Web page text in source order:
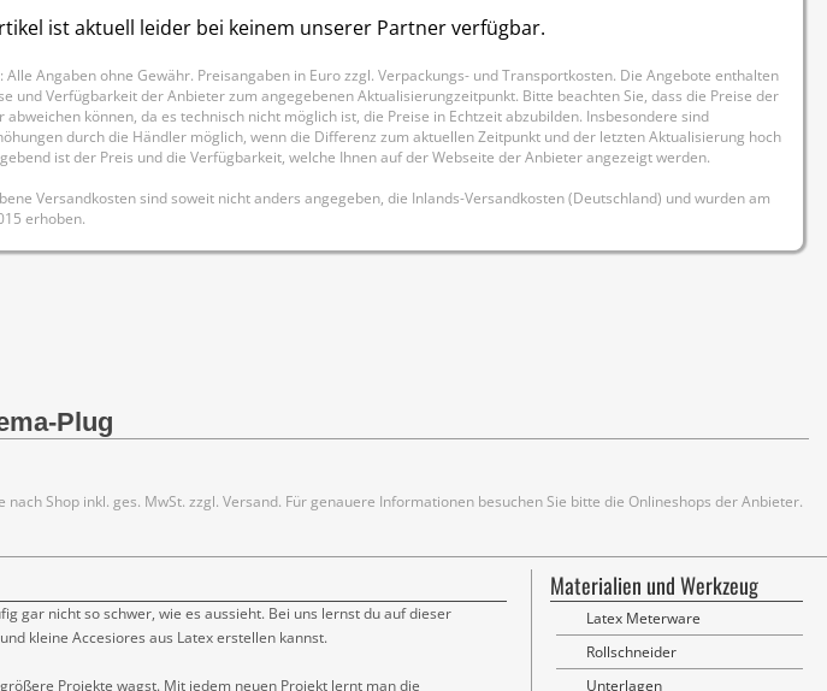
ist aktuell leider bei keinem unserer Partner verfügbar.
Alle Angaben ohne Gewähr. Preisangaben in Euro zzgl. Verpackungs- und Transportkosten. Die Angebote enthalten
und Verfügbarkeit der Anbieter zum angegebenen Aktualisierungzeitpunkt. Bitte beachten Sie, dass die Preise der
abweichen können, da es technisch nicht möglich ist, die Preise in Echtzeit abzubilden. Insbesondere sind
durch die Händler möglich, wenn die Differenz zum aktuellen Zeitpunkt und der letzten Aktualisierung hoch
ist der Preis und die Verfügbarkeit, welche Ihnen auf der Webseite der Anbieter angezeigt werden.
Versandkosten sind soweit nicht anders angegeben, die Inlands-Versandkosten (Deutschland) und wurden am
erhoben.
Plug
nach Shop inkl. ges. MwSt. zzgl. Versand. Für genauere Informationen besuchen Sie bitte die Onlineshops der Anbieter.
Materialien und Werkzeug
Latex Meterware
Rollschneider
Unterlagen
gar nicht so schwer, wie es aussieht. Bei uns lernst du auf dieser
kleine Accesiores aus Latex erstellen kannst.
Projekte wagst. Mit jedem neuen Projekt lernt man die